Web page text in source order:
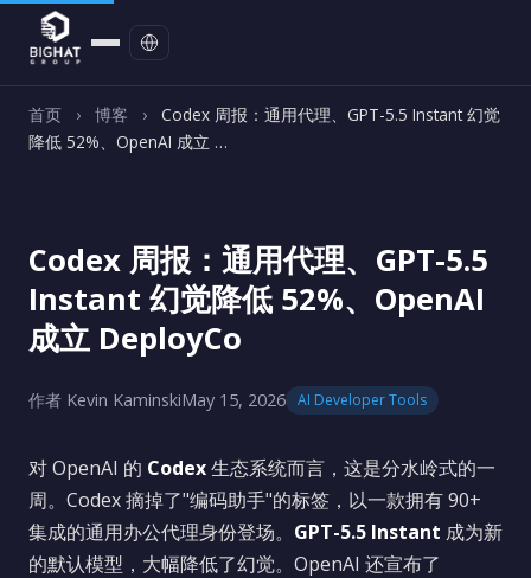
首页 › 博客 ›
Codex 周报：通用代理、GPT-5.5 Instant 幻觉
降低 52%、OpenAI 成立 …
Codex 周报：通用代理、GPT-5.5
Instant 幻觉降低 52%、OpenAI
成立 DeployCo
作者 Kevin KaminskiMay 15, 2026 AI Developer Tools
对 OpenAI 的 Codex生态系统而言，这是分水岭式的一
周。Codex 摘掉了"编码助手"的标签，以一款拥有 90+
集成的通用办公代理身份登场。 GPT-5.5 Instant 成为新
的默认模型，大幅降低了幻觉。OpenAI 还宣布了